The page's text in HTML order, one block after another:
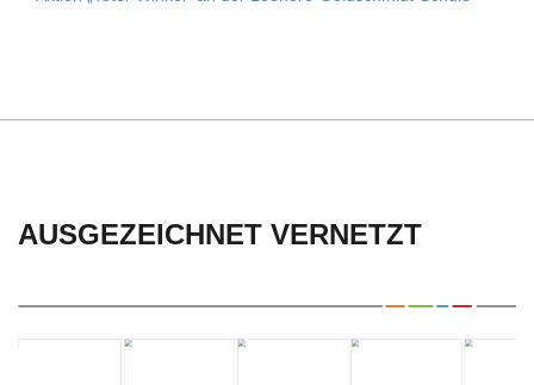
AUSGEZEICHNET VERNETZT